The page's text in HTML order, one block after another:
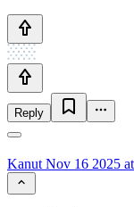
Reply
Kanut Nov 16 2025